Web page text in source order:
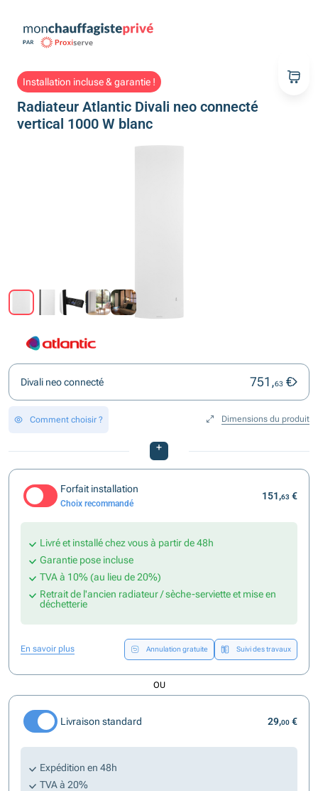
Installation incluse & garantie !
Radiateur Atlantic Divali neo connecté
vertical 1000 W blanc
Divali neo connecté 751,63 €
Comment choisir ? Dimensions du produit
+
Forfait installation
Choix recommandé
151,63 €
Livré et installé chez vous à partir de 48h
Garantie pose incluse
TVA à 10% (au lieu de 20%)
Retrait de l'ancien radiateur / sèche-serviette et mise en
déchetterie
En savoir plus Annulation gratuite Suivi des travaux
OU
Livraison standard 29,00 €
Expédition en 48h
TVA à 20%